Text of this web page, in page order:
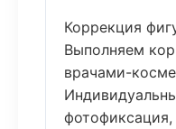
Коррекция
Выполняем
врачами-
фотофиксация,